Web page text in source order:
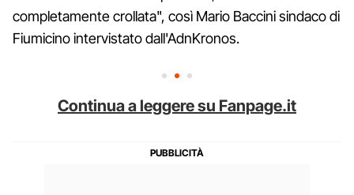
completamente crollata", così Mario Baccini sindaco di
Fiumicino intervistato dall'AdnKronos.
Continua a leggere su Fanpage.it